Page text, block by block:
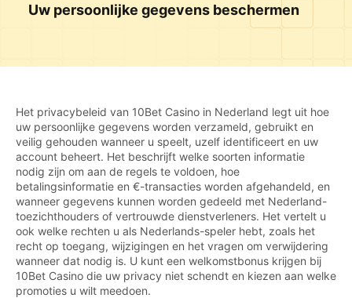
Uw persoonlijke gegevens beschermen
Het privacybeleid van 10Bet Casino in Nederland legt uit hoe
uw persoonlijke gegevens worden verzameld, gebruikt en
veilig gehouden wanneer u speelt, uzelf identificeert en uw
account beheert. Het beschrijft welke soorten informatie
nodig zijn om aan de regels te voldoen, hoe
betalingsinformatie en €-transacties worden afgehandeld, en
wanneer gegevens kunnen worden gedeeld met Nederland-
toezichthouders of vertrouwde dienstverleners. Het vertelt u
ook welke rechten u als Nederlands-speler hebt, zoals het
recht op toegang, wijzigingen en het vragen om verwijdering
wanneer dat nodig is. U kunt een welkomstbonus krijgen bij
10Bet Casino die uw privacy niet schendt en kiezen aan welke
promoties u wilt meedoen.